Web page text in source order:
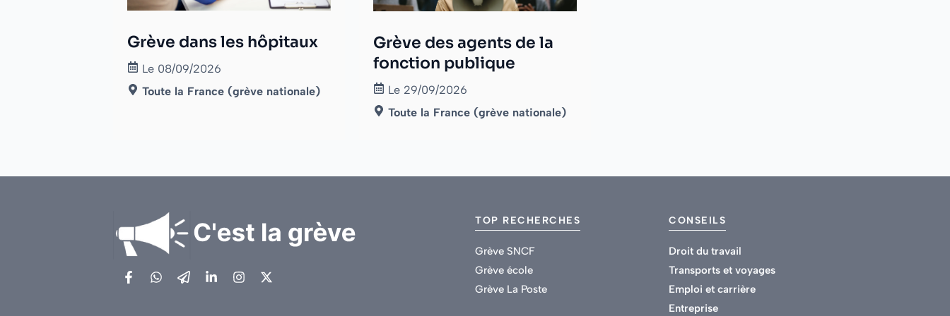
Grève dans les hôpitaux
Le 08/09/2026
Toute la France (grève nationale)
Grève des agents de la
fonction publique
Le 29/09/2026
Toute la France (grève nationale)
TOP RECHERCHES
Grève SNCF
Grève école
Grève La Poste
CONSEILS
Droit du travail
Transports et voyages
Emploi et carrière
Entreprise